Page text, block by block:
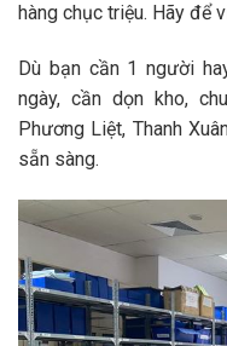
hàng chục triệu. Hãy để
Dù bạn cần 1 người
ngày, cần dọn kho,
Phương Liệt, Thanh
sẵn sàng.